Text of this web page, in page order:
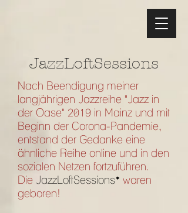
JazzLoftSessions
Nach Beendigung meiner
langjährigen Jazzreihe "Jazz in
der Oase" 2019 in Mainz und mit
Beginn der Corona-Pandemie,
entstand der Gedanke eine
ähnliche Reihe online und in den
sozialen Netzen fortzuführen.
Die JazzLoftSessions* waren
geboren!